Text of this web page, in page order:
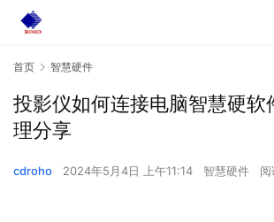
首页 智慧硬件
投影仪如何连接电脑智慧硬软
理分享
cdroho 2024年5月4日 上午11:14 智慧硬件